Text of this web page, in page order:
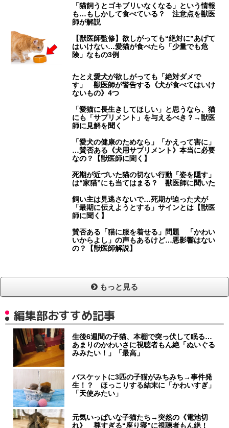
「猫飼うとゴキブリいなくなる」という情報
も…もしかして食べている？ 注意点を獣医
師が解説
【獣医師監修】欲しがっても“絶対に”あげて
はいけない…愛猫が食べたら「少量でも危
険」なもの3例
たとえ愛犬が欲しがっても「絶対ダメで
す」 獣医師が警告する《犬が食べてはいけ
ないもの》4つ
「愛猫に長生きしてほしい」と思うなら、猫
にも「サプリメント」を与えるべき？→獣医
師に見解を聞く
「愛犬の健康のためなら」「かえって害に」
…賛否ある《犬用サプリメント》本当に必要
なの？【獣医師に聞く】
死期が近づいた猫の切ない行動「姿を隠す」
は“家猫”にも当てはまる？ 獣医師に聞いた
飼い主は見逃さないで…死期が迫った犬が
「最期に伝えようとする」サインとは【獣医
師に聞く】
賛否ある「猫に服を着せる」問題 「かわい
いからよし」の声もあるけど…悪影響はない
の？【獣医師解説】
もっと見る
編集部おすすめ記事
生後6週間の子猫、本棚で突っ伏して眠る…
あまりのかわいさに視聴者もん絶「ぬいぐる
みみたい！」「最高」
バスケットに3匹の子猫がみちみち→事件発
生！？ ほっこりする結末に「かわいすぎ」
「天使みたい」
元気いっぱいな子猫たち→突然の《電池切
れ》 尊すぎる“座り寝”に視聴者もん絶！